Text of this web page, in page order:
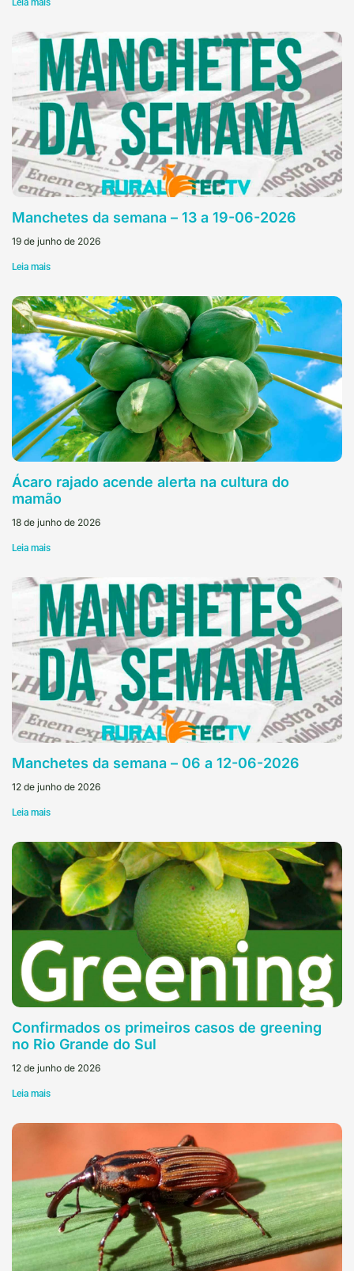
Leia mais
Manchetes da semana – 13 a 19-06-2026
19 de junho de 2026
Leia mais
Ácaro rajado acende alerta na cultura do
mamão
18 de junho de 2026
Leia mais
Manchetes da semana – 06 a 12-06-2026
12 de junho de 2026
Leia mais
Confirmados os primeiros casos de greening
no Rio Grande do Sul
12 de junho de 2026
Leia mais